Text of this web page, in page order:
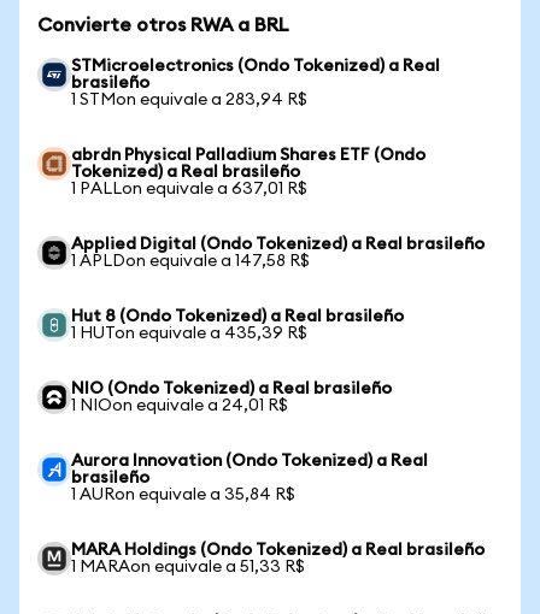
Convierte otros RWA a BRL
STMicroelectronics (Ondo Tokenized) a Real
brasileño
1 STMon equivale a 283,94 R$
abrdn Physical Palladium Shares ETF (Ondo
Tokenized) a Real brasileño
1 PALLon equivale a 637,01 R$
Applied Digital (Ondo Tokenized) a Real brasileño
1 APLDon equivale a 147,58 R$
Hut 8 (Ondo Tokenized) a Real brasileño
1 HUTon equivale a 435,39 R$
NIO (Ondo Tokenized) a Real brasileño
1 NIOon equivale a 24,01 R$
Aurora Innovation (Ondo Tokenized) a Real
brasileño
1 AURon equivale a 35,84 R$
MARA Holdings (Ondo Tokenized) a Real brasileño
1 MARAon equivale a 51,33 R$